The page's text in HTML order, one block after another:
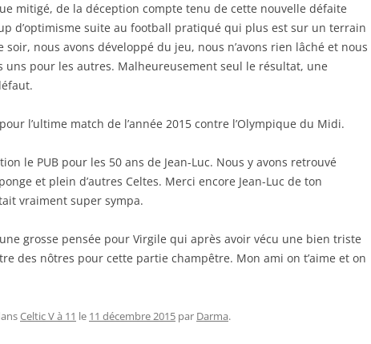
mitigé, de la déception compte tenu de cette nouvelle défaite
d’optimisme suite au football pratiqué qui plus est sur un terrain
nous avons développé du jeu, nous n’avons rien lâché et nous
uns pour les autres. Malheureusement seul le résultat, une
l’ultime match de l’année 2015 contre l’Olympique du Midi.
le PUB pour les 50 ans de Jean-Luc. Nous y avons retrouvé
et plein d’autres Celtes. Merci encore Jean-Luc de ton
vraiment super sympa.
grosse pensée pour Virgile qui après avoir vécu une bien triste
des nôtres pour cette partie champêtre. Mon ami on t’aime et on
Celtic V à 11 le 11 décembre 2015 par Darma.